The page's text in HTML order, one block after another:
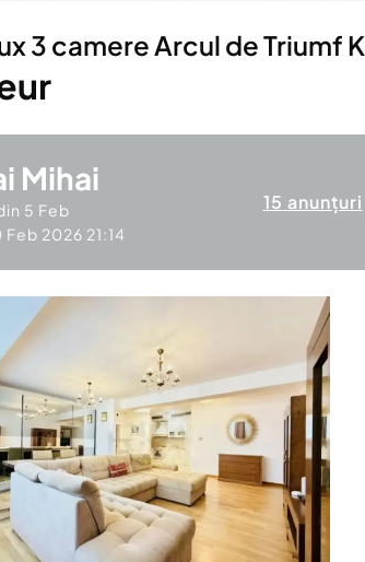
3 camere Arcul de Triumf
Mihai
5 Feb
Feb 2026 21:14
15 anunțuri